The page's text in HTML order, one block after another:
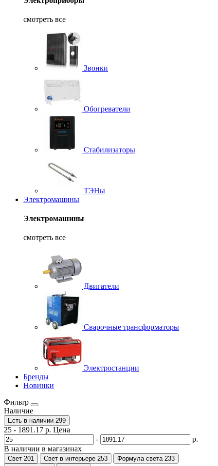
смотреть все
Звонки
Обогреватели
Стабилизаторы
ТЭНы
Электромашины
Электромашины
смотреть все
Двигатели
Сварочные трансформаторы
Электростанции
Бренды
Новинки
Фильтр
Наличие
Есть в наличии 299
25 - 1891.17 р. Цена
-
р.
В наличии в магазинах
Свет 201 Свет в интерьере 253 Формула света 233